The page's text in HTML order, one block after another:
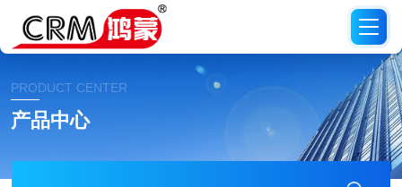
PRODUCT CENTER
产品中心